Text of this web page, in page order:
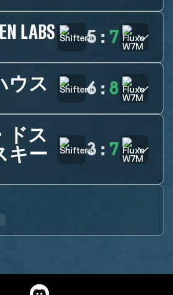
LABS 5 : 7
ウス 6 : 8
ドス
キー
3 : 7